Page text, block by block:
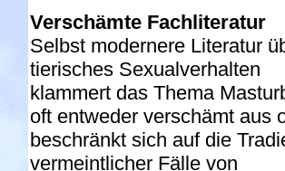
Verschämte Fachliteratur
Selbst modernere Literatur
tierisches Sexualverhalten
klammert das Thema
oft entweder verschämt aus
beschränkt sich auf die
vermeintlicher Fälle von